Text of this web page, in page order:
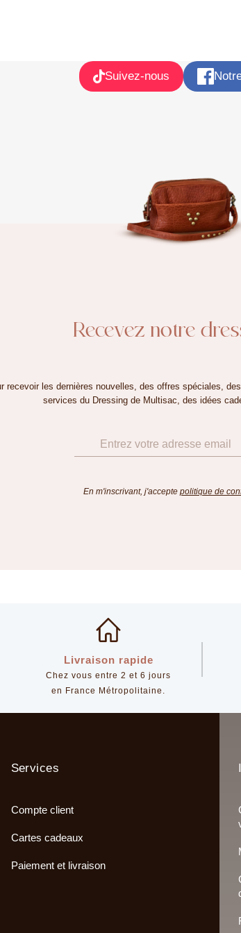
Suivez-nous
Recevez notre
recevoir les dernières nouvelles, des offres spéciales,
services du Dressing de Multisac, des idées
En m'inscrivant, j'accepte politique de
Livraison rapide
Chez vous entre 2 et 6 jours
en France Métropolitaine.
Services
Compte client
Cartes cadeaux
Paiement et livraison